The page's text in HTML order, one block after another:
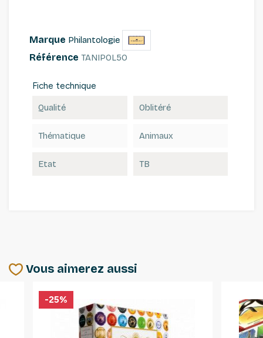
Marque Philantologie
Référence TANIPOL50
Fiche technique
Qualité Oblitéré
Thématique Animaux
Etat TB
Vous aimerez aussi
-25%